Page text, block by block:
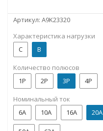
Артикул: A9K23320
Характеристика нагрузки
C
B
Количество полюсов
1P
2P 3P 4P
Номинальный ток
6А
10А 16А 20А